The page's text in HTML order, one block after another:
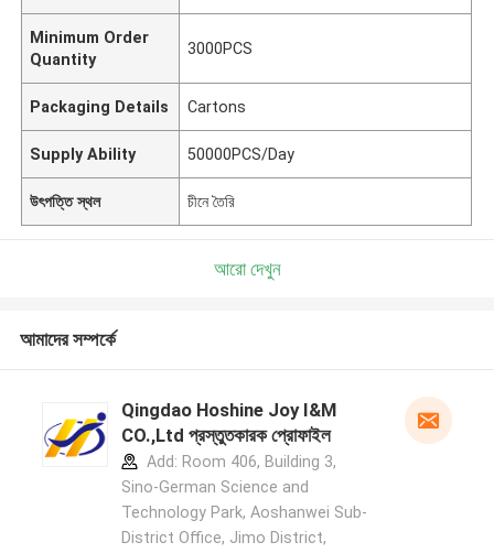
Minimum Order
Quantity
3000PCS
Packaging Details Cartons
Supply Ability 50000PCS/Day
উৎপত্তি স্থল চীনে তৈরি
আরো দেখুন
আমাদের সম্পর্কে
Qingdao Hoshine Joy I&M
CO.,Ltd প্রস্তুতকারক প্রোফাইল
Add: Room 406, Building 3,
Sino-German Science and
Technology Park, Aoshanwei Sub-
District Office, Jimo District,